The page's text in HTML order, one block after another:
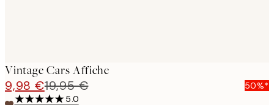
Vintage Cars Affiche
9,98 €19,95 €
50%*
5.0